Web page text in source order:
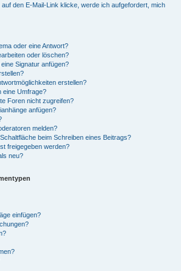
den E-Mail-Link klicke, werde ich aufgefordert, mich
oder eine Antwort?
oder löschen?
Signatur anfügen?
erstellen?
eine Umfrage?
Foren nicht zugreifen?
anfügen?
melden?
beim Schreiben eines Beitrags?
freigegeben werden?
neu?
einfügen?